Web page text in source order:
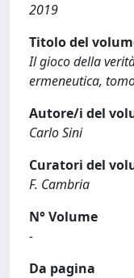
2019
Titolo del
Il gioco della
ermeneutica,
Autore/i del
Carlo Sini
Curatori del
F. Cambria
N° Volume
-
Da pagina